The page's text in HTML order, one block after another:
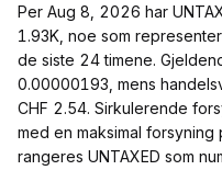
Per Aug 8, 2026 har
1.93K, noe som
de siste 24 timene.
0.00000193, mens
CHF 2.54. Sirkulerende
med en maksimal
rangeres UNTAXED som